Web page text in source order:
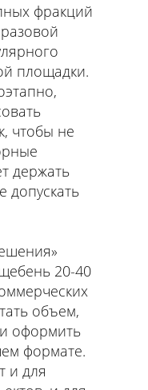
фракций
площадки.
чтобы не
держать
допускать
20-40
объем,
и оформить
формате.
и для